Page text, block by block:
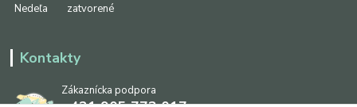
Nedeľa
zatvorené
Kontakty
Zákaznícka podpora